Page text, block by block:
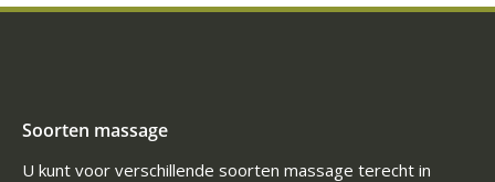
Soorten massage
U kunt voor verschillende soorten massage terecht in